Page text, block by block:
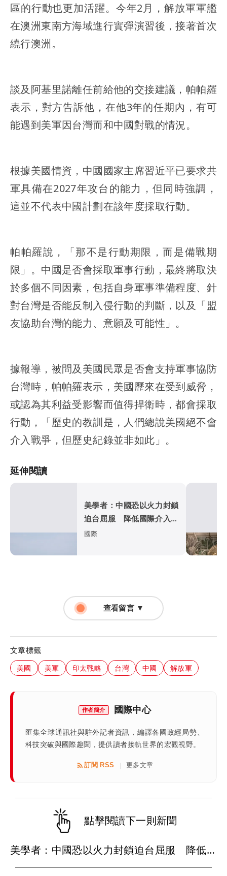
區的行動也更加活躍。今年2月，解放軍軍艦
在澳洲東南方海域進行實彈演習後，接著首次
繞行澳洲。
談及阿基里諾離任前給他的交接建議，帕帕羅
表示，對方告訴他，在他3年的任期內，有可
能遇到美軍因台灣而和中國對戰的情況。
根據美國情資，中國國家主席習近平已要求共
軍具備在2027年攻台的能力，但同時強調，
這並不代表中國計劃在該年度採取行動。
帕帕羅說，「那不是行動期限，而是備戰期
限」。中國是否會採取軍事行動，最終將取決
於多個不同因素，包括自身軍事準備程度、針
對台灣是否能反制入侵行動的判斷，以及「盟
友協助台灣的能力、意願及可能性」。
據報導，被問及美國民眾是否會支持軍事協防
台灣時，帕帕羅表示，美國歷來在受到威脅，
或認為其利益受影響而值得捍衛時，都會採取
行動，「歷史的教訓是，人們總說美國絕不會
介入戰爭，但歷史紀錄並非如此」。
延伸閱讀
美學者：中國恐以火力封鎖
迫台屈服 降低國際介入可
能
國際
查看留言 ▼
文章標籤
美國 美軍 印太戰略 台灣 中國 解放軍
作者簡介 國際中心
匯集全球通訊社與駐外記者資訊，編譯各國政經局勢、
科技突破與國際趣聞，提供讀者接軌世界的宏觀視野。
訂閱 RSS 更多文章
點擊閱讀下一則新聞
美學者：中國恐以火力封鎖迫台屈服 降低國際介入可能